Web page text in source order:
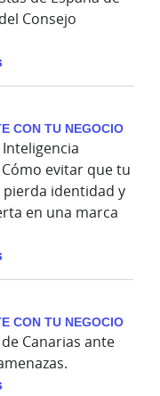
Consejo
CON TU NEGOCIO
evitar que tu
pierda identidad y
en una marca
CON TU NEGOCIO
Canarias ante